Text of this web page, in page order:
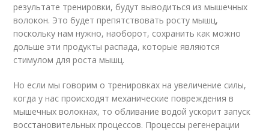
результате тренировки, будут выводиться из мышечных
волокон. Это будет препятствовать росту мышц,
поскольку нам нужно, наоборот, сохранить как можно
дольше эти продукты распада, которые являются
стимулом для роста мышц.
Но если мы говорим о тренировках на увеличение силы,
когда у нас происходят механические повреждения в
мышечных волокнах, то обливание водой ускорит запуск
восстановительных процессов. Процессы регенерации